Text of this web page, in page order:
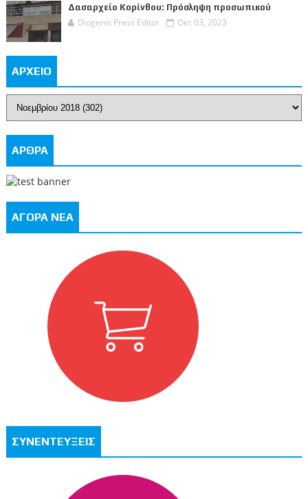
Δασαρχείο Κορίνθου: Πρόσληψη προσωπικού
Diogenis Press Editor Οκτ 03, 2023
ΑΡΧΕΙΟ
ΑΡΘΡΑ
ΑΓΟΡΑ ΝΕΑ
ΣΥΝΕΝΤΕΥΞΕΙΣ